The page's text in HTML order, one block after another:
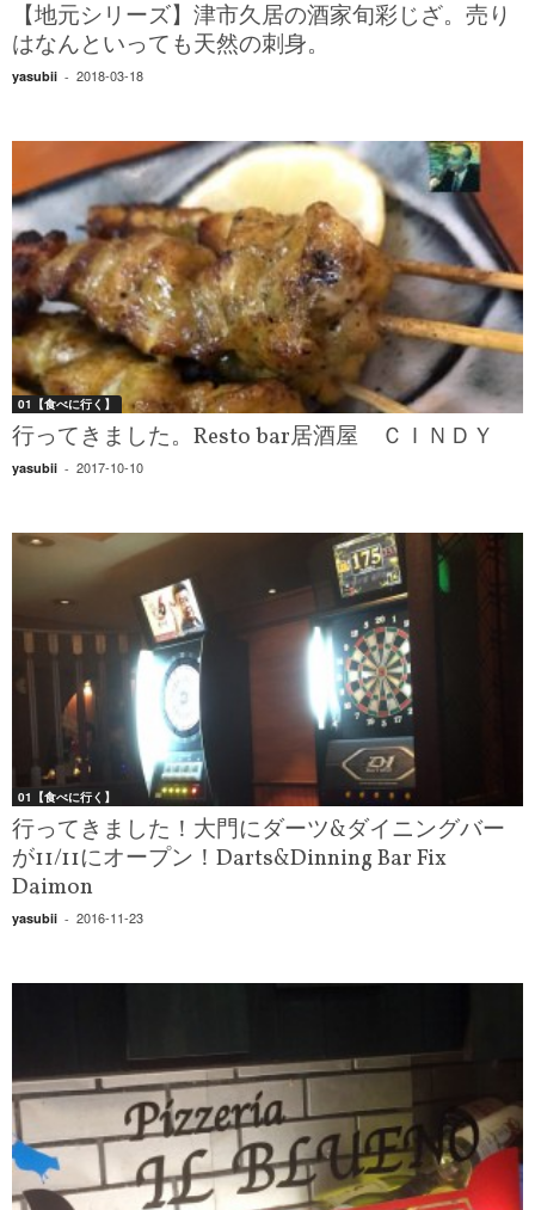
【地元シリーズ】津市久居の酒家旬彩じざ。売り
はなんといっても天然の刺身。
yasubii - 2018-03-18
01【食べに行く】
行ってきました。Resto bar居酒屋 ＣＩＮＤＹ
yasubii - 2017-10-10
01【食べに行く】
行ってきました！大門にダーツ&ダイニングバー
が11/11にオープン！Darts&Dinning Bar Fix
Daimon
yasubii - 2016-11-23